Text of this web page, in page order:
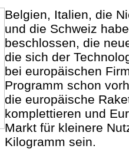
Belgien, Italien, die
und die Schweiz
beschlossen, die
die sich der
bei europäischen
Programm schon
die europäische
komplettieren und
Markt für kleinere
Kilogramm sein.